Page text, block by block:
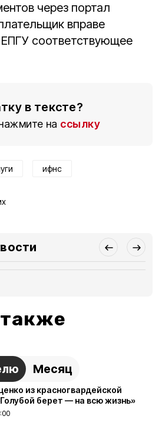
через портал
вправе
ЕПГУ соответствующее
в тексте?
на ссылку
ифнс
Месяц
из красногвардейской
берет — на всю жизнь»